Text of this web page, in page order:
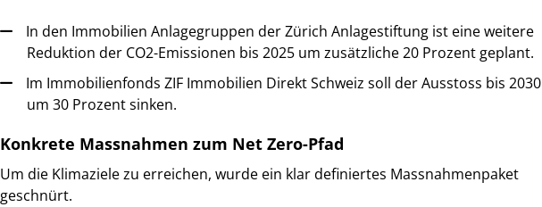
In den Immobilien Anlagegruppen der Zürich Anlagestiftung ist eine weitere
Reduktion der CO2-Emissionen bis 2025 um zusätzliche 20 Prozent geplant.
Im Immobilienfonds ZIF Immobilien Direkt Schweiz soll der Ausstoss bis 2030
um 30 Prozent sinken.
Konkrete Massnahmen zum Net Zero-Pfad
Um die Klimaziele zu erreichen, wurde ein klar definiertes Massnahmenpaket
geschnürt.